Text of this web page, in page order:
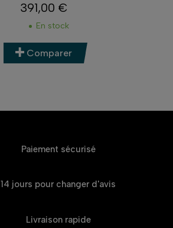
Prix
391,00 €
En stock
Comparer
Paiement sécurisé
14 jours pour changer d'avis
Livraison rapide